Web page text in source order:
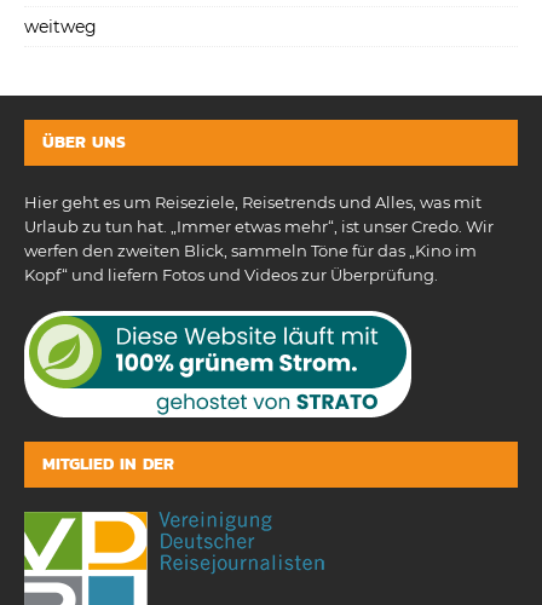
weitweg
ÜBER UNS
Hier geht es um Reiseziele, Reisetrends und Alles, was mit
Urlaub zu tun hat. „Immer etwas mehr“, ist unser Credo. Wir
werfen den zweiten Blick, sammeln Töne für das „Kino im
Kopf“ und liefern Fotos und Videos zur Überprüfung.
MITGLIED IN DER